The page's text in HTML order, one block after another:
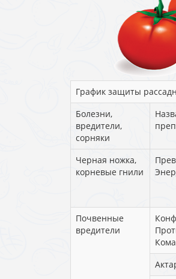
График защиты
Болезни,
вредители,
сорняки
Черная ножка,
корневые гнили
Почвенные
вредители